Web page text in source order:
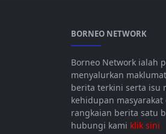
BORNEO NETWORK
Borneo Network ialah
menyalurkan
berita terkini serta isu
kehidupan masyarakat
rangkaian berita satu
hubungi kami klik sini